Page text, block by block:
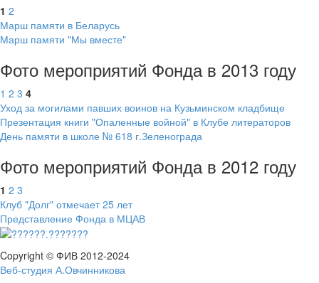
1 2
Марш памяти в Беларусь
Марш памяти "Мы вместе"
Фото мероприятий Фонда в 2013 году
1 2 3 4
Уход за могилами павших воинов на Кузьминском кладбище
Презентация книги "Опаленные войной" в Клубе литераторов
День памяти в школе № 618 г.Зеленограда
Фото мероприятий Фонда в 2012 году
1 2 3
Клуб "Долг" отмечает 25 лет
Представление Фонда в МЦАВ
Copyright © ФИВ 2012-2024
Веб-студия А.Овчинникова